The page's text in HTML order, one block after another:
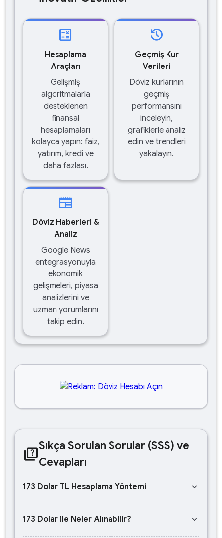
calculate
Hesaplama
Araçları
Gelişmiş
algoritmalarla
desteklenen
finansal
hesaplamaları
kolayca yapın: faiz,
yatırım, kredi ve
daha fazlası.
history
Geçmiş Kur
Verileri
Döviz kurlarının
geçmiş
performansını
inceleyin,
grafiklerle analiz
edin ve trendleri
yakalayın.
newspaper
Döviz Haberleri &
Analiz
Google News
entegrasyonuyla
ekonomik
gelişmeleri, piyasa
analizlerini ve
uzman yorumlarını
takip edin.
quizSıkça Sorulan Sorular (SSS) ve
Cevapları
173 Dolar TL Hesaplama Yöntemi keyboard_arrow_down
173 Dolar ile Neler Alınabilir? keyboard_arrow_down